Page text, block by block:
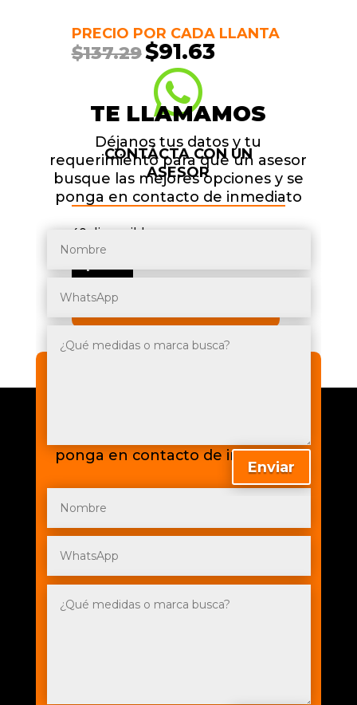
PRECIO POR CADA LLANTA
$137.29 El
precio
original
era:
$137.29.
$91.63El
es:
$91.63.

CONTÁCTA CON UN
ASESOR
40 disponibles
GOODYEAR
-
DIRECTION
SPORT
cantidad
AÑADIR AL CARRITO
ponga en contacto de inmediato
TE LLAMAMOS
Déjanos tus datos y tu
requerimiento para que un asesor
busque las mejores opciones y se
ponga en contacto de inmediato
Enviar